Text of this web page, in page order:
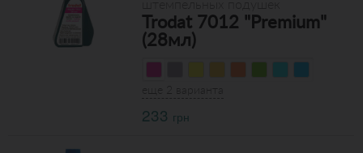
Trodat 7012 "Premium"
(28мл)
233 грн